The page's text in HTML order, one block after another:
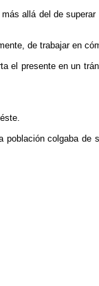
allá del de
de trabajar en
el presente en un
población colgaba de